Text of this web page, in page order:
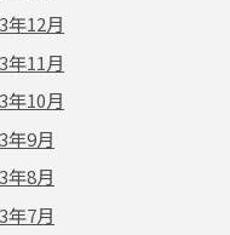
年12月
年11月
年10月
年9月
年8月
年7月